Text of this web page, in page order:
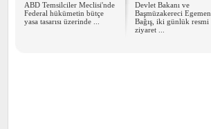
ABD Temsilciler Meclisi'nde
Federal hükümetin bütçe
yasa tasarısı üzerinde ...
Devlet Bakanı ve
Başmüzakereci Egemen
Bağış, iki günlük resmi
ziyaret ...